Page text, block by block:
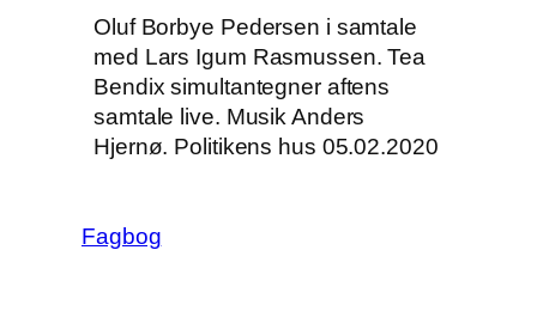
Oluf Borbye Pedersen i samtale
med Lars Igum Rasmussen. Tea
Bendix simultantegner aftens
samtale live. Musik Anders
Hjernø. Politikens hus 05.02.2020
Fagbog